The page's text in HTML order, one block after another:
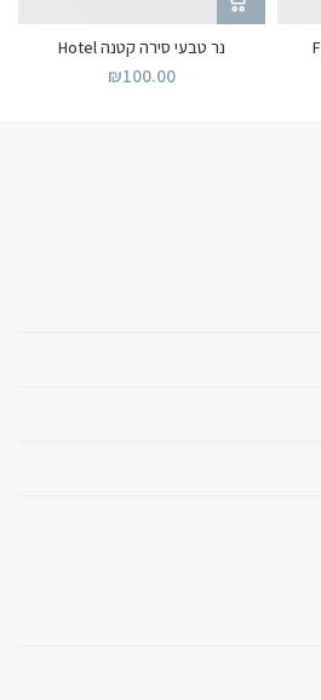
נר טבעי סירה קטנה Hotel
₪100.00